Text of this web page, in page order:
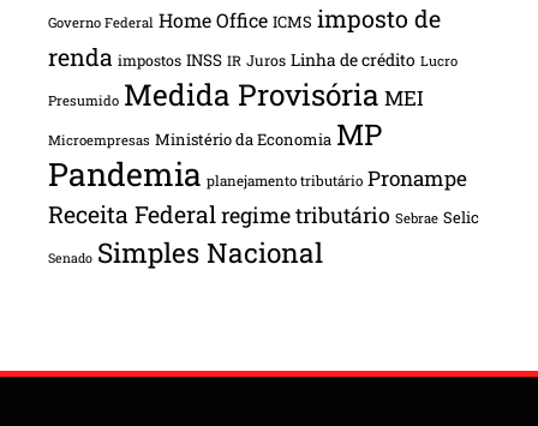
Governo Federal Home Office ICMS imposto de
renda impostos INSS IR Juros Linha de crédito Lucro
Presumido Medida Provisória MEI
Microempresas Ministério da Economia MP
Pandemia planejamento tributário Pronampe
Receita Federalregime tributário Sebrae Selic
Senado Simples Nacional